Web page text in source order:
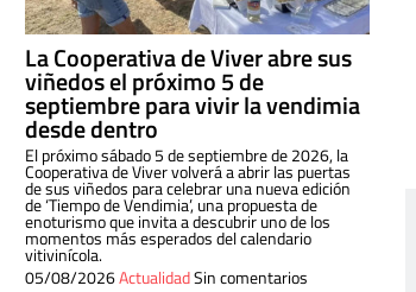
La Cooperativa de Viver abre sus
viñedos el próximo 5 de
septiembre para vivir la vendimia
desde dentro
El próximo sábado 5 de septiembre de 2026, la
Cooperativa de Viver volverá a abrir las puertas
de sus viñedos para celebrar una nueva edición
de ‘Tiempo de Vendimia’, una propuesta de
enoturismo que invita a descubrir uno de los
momentos más esperados del calendario
vitivinícola.
05/08/2026ActualidadSin comentarios